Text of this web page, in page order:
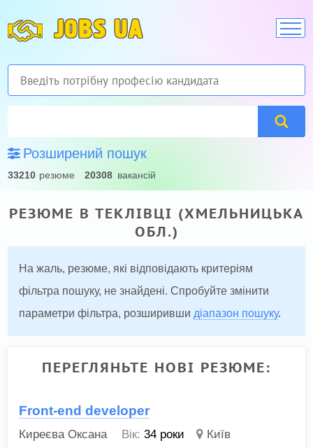
JOBS UA
Розширений пошук
33210 резюме 20308 вакансій
РЕЗЮМЕ В ТЕКЛІВЦІ (ХМЕЛЬНИЦЬКА
ОБЛ.)
На жаль, резюме, які відповідають критеріям
фільтра пошуку, не знайдені. Спробуйте змінити
параметри фільтра, розширивши діапазон пошуку.
ПЕРЕГЛЯНЬТЕ НОВІ РЕЗЮМЕ:
Front-end developer
Киреєва Оксана Вік: 34 роки Київ